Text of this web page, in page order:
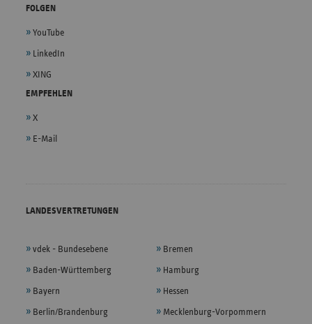
FOLGEN
YouTube
LinkedIn
XING
EMPFEHLEN
X
E-Mail
LANDESVERTRETUNGEN
vdek - Bundesebene
Baden-Württemberg
Bayern
Berlin/Brandenburg
Bremen
Hamburg
Hessen
Mecklenburg-Vorpommern